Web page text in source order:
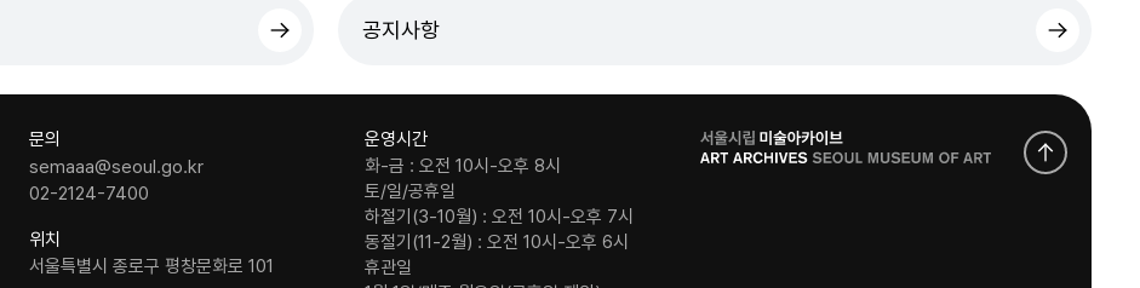
공지사항
문의
semaaa@seoul.go.kr
02-2124-7400
위치
서울특별시 종로구 평창문화로 101
운영시간
화-금 : 오전 10시-오후 8시
토/일/공휴일
하절기(3-10월) : 오전 10시-오후 7시
동절기(11-2월) : 오전 10시-오후 6시
휴관일
로
고